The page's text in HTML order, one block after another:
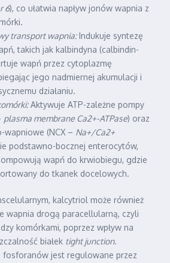
6), co ułatwia napływ jonów wapnia z
transport wapnia:Indukuje syntezę
takich jak kalbindyna (calbindin-
wapń przez cytoplazmę
jego nadmiernej akumulacji i
działaniu.
Aktywuje ATP-zależne pompy
plasma membrane Ca2+-ATPase) oraz
wapniowe (NCX – Na+/Ca2+
podstawno-bocznej enterocytów,
wapń do krwiobiegu, gdzie
do tkanek docelowych.
kalcytriol może również
wapnia drogą paracellularną, czyli
komórkami, poprzez wpływ na
białek tight junction.
fosforanów jest regulowane przez